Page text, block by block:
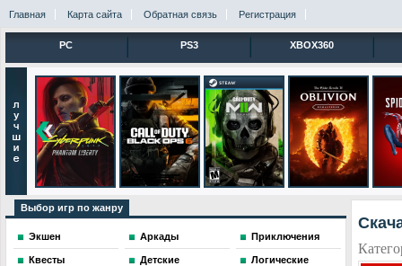
Главная Карта сайта Обратная связь Регистрация
PC PS3 XBOX360
Выбор игр по жанру
Экшен Аркады Приключения
Квесты Детские Логические